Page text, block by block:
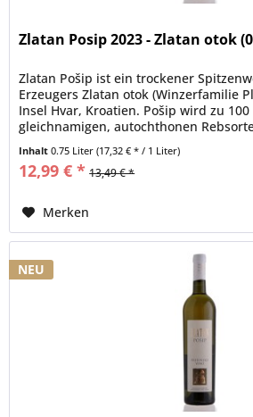
Zlatan Posip 2023 - Zlatan otok
Zlatan Pošip ist ein trockener
Erzeugers Zlatan otok (Winzerfamilie
Insel Hvar, Kroatien. Pošip wird zu
gleichnamigen, autochthonen
Trauben stammen aus...
Inhalt0.75 Liter(17,32 € * / 1 Liter)
12,99 € * 13,49 € *
Merken
NEU